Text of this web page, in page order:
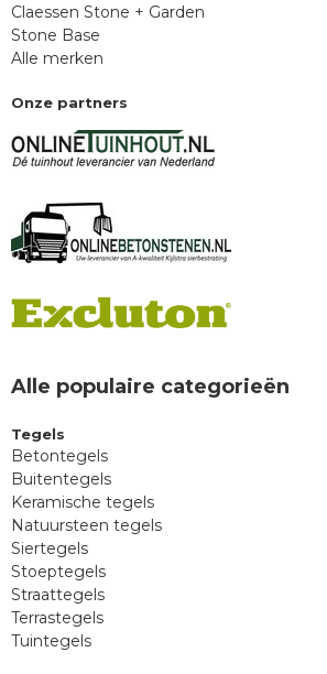
Claessen Stone + Garden
Stone Base
Alle merken
Onze partners
Alle populaire categorieën
Tegels
Betontegels
Buitentegels
Keramische tegels
Natuursteen tegels
Siertegels
Stoeptegels
Straattegels
Terrastegels
Tuintegels